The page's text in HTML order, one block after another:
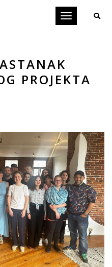
Toggle
PROJEKTA